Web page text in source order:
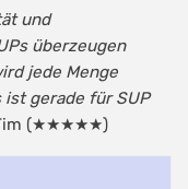
und
überzeugen
jede Menge
gerade für SUP
(★★★★★)